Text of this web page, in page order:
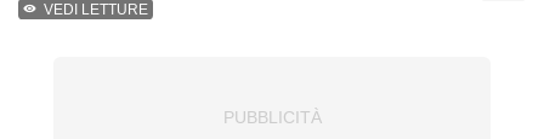
VEDI LETTURE